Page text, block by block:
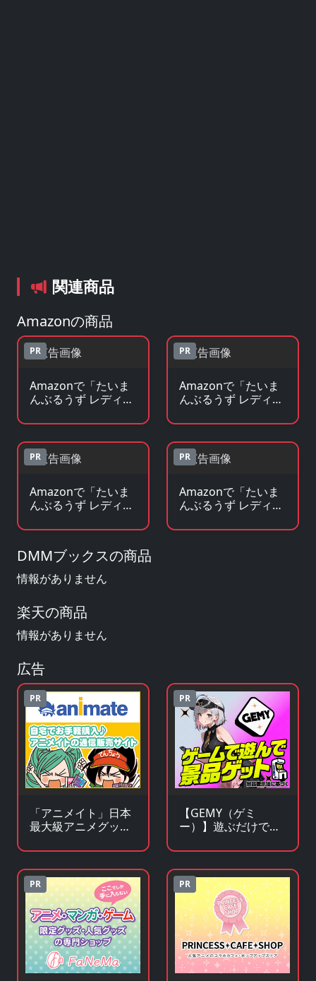
関連商品
Amazonの商品
PR
Amazonで「たいま
んぶるうず レディー
ray・DVDを見る
PR
Amazonで「たいま
んぶるうず レディー
コミックを見る
PR
Amazonで「たいま
んぶるうず レディー
小説・ラノベを見る
PR
Amazonで「たいま
んぶるうず レディー
ズ・フィギュアを見
DMMブックスの商品
情報がありません
楽天の商品
情報がありません
広告
PR
「アニメイト」日本
最大級アニメグッズ
PR
【GEMY（ゲミ
ー）】遊ぶだけで景
ゲームサービス
PR PR